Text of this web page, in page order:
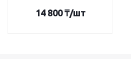
14 800₸/шт